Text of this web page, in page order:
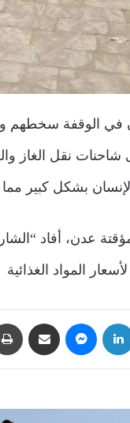
في الوقفة سخطهم
شاحنات نقل الغاز
بشكل كبير
عدن، أفاد
المواد الغذائية
لينكدإن ماسنجر مشاركة عبر البريد